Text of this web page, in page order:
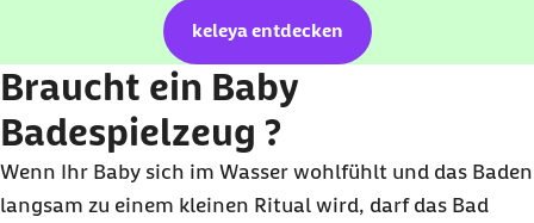
keleya entdecken
Braucht ein Baby
Badespielzeug ?
Wenn Ihr Baby sich im Wasser wohlfühlt und das Baden
langsam zu einem kleinen Ritual wird, darf das Bad